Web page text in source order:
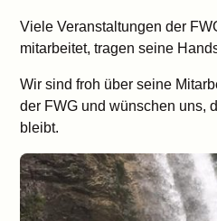
Viele Veranstaltungen der
mitarbeitet, tragen seine
Wir sind froh über seine
der FWG und wünschen uns,
bleibt.